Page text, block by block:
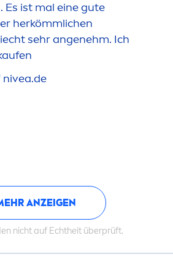
Es ist mal eine gute
herkömmlichen
sehr angenehm. Ich
nivea.de
ANZEIGEN
nicht auf Echtheit überprüft.